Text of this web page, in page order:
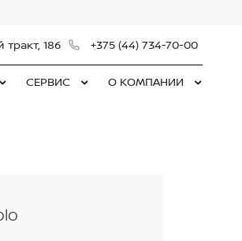
186 +375 (44) 734-70-00
СЕРВИС О КОМПАНИИ